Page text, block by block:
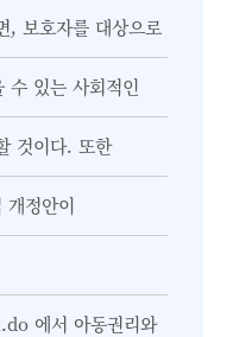
, 보호자를 대상으로
수 있는 사회적인
것이다. 또한
개정안이
에서 아동권리와